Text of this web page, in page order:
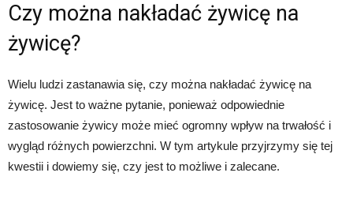
Czy można nakładać żywicę na
żywicę?
Wielu ludzi zastanawia się, czy można nakładać żywicę na
żywicę. Jest to ważne pytanie, ponieważ odpowiednie
zastosowanie żywicy może mieć ogromny wpływ na trwałość i
wygląd różnych powierzchni. W tym artykule przyjrzymy się tej
kwestii i dowiemy się, czy jest to możliwe i zalecane.